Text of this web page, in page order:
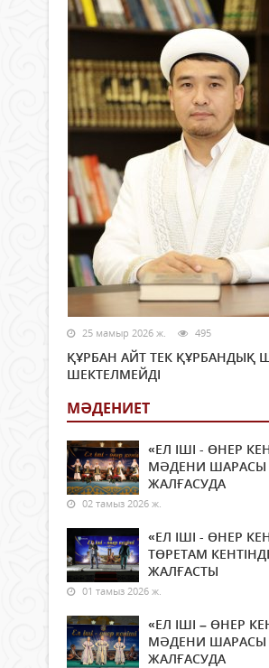
25 мамыр 2026 ж. 495
ҚҰРБАН АЙТ ТЕК ҚҰРБАНДЫҚ
ШЕКТЕЛМЕЙДІ
МӘДЕНИЕТ
«ЕЛ ІШІ - ӨНЕР
МӘДЕНИ ШАРАСЫ
ЖАЛҒАСУДА
02 тамыз 2026 ж.
«ЕЛ ІШІ - ӨНЕР
ТӨРЕТАМ
ЖАЛҒАСТЫ
01 тамыз 2026 ж.
«ЕЛ ІШІ – ӨНЕР
МӘДЕНИ ШАРАСЫ
ЖАЛҒАСУДА